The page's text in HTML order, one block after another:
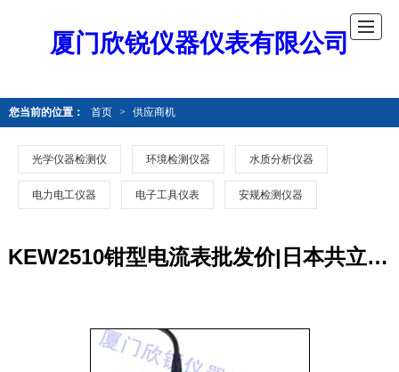
厦门欣锐仪器仪表有限公司
您当前的位置： 首页 > 供应商机
光学仪器检测仪 环境检测仪器 水质分析仪器
电力电工仪器 电子工具仪表 安规检测仪器
KEW2510钳型电流表批发价|日本共立原装进口